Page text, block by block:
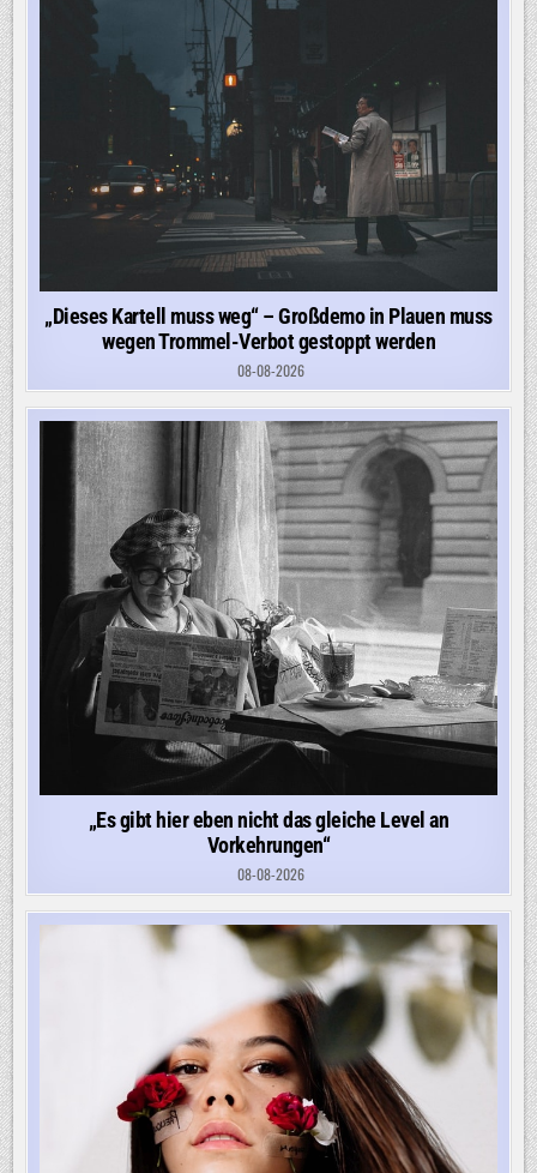
WAGENKNECHT
SCHULZE
„Dieses Kartell muss weg“ – Großdemo in Plauen muss
wegen Trommel-Verbot gestoppt werden
08-08-2026
„Es gibt hier eben nicht das gleiche Level an
Vorkehrungen“
08-08-2026